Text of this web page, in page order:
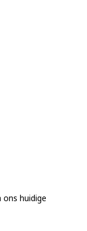
ons huidige